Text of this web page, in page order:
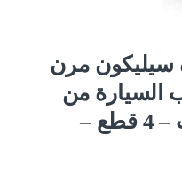
سيليكون مرن
السيارة من
الخدوش اثناء فتح الباب – 4 قطع –